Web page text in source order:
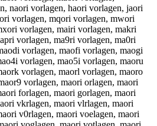
naori vorlagen, haori vorlagen, jaori
vorlagen, mqori vorlagen, mwori
vorlagen, mairi vorlagen, makri
vorlagen, ma9ri vorlagen, ma0ri
vorlagen, maofi vorlagen, maogi
vorlagen, mao5i vorlagen, maoru
vorlagen, maorl vorlagen, maoro
vorlagen, maori orlagen, maori
forlagen, maori gorlagen, maori
vkrlagen, maori vlrlagen, maori
v0rlagen, maori voelagen, maori